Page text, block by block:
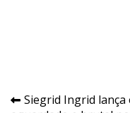
Navegação
Siegrid Ingrid lança